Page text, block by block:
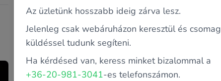
SATA kábel
Az üzletünk hosszabb ideig zárva lesz.
Jelenleg csak webáruházon keresztül és csomag
küldéssel tudunk segíteni.
Ha kérdésed van, keress minket bizalommal a
+36-20-981-3041-es telefonszámon.